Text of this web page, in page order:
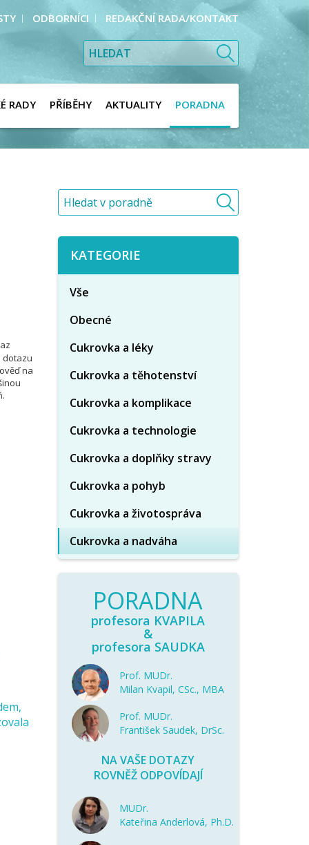
ODBORNÍCI REDAKČNÍ RADA/KONTAKT
RADY PŘÍBĚHY AKTUALITY PORADNA
dotazu
na
KATEGORIE
Vše
Obecné
Cukrovka a léky
Cukrovka a těhotenství
Cukrovka a komplikace
Cukrovka a technologie
Cukrovka a doplňky stravy
Cukrovka a pohyb
Cukrovka a životospráva
Cukrovka a nadváha
PORADNA
profesora KVAPILA
&
profesora SAUDKA
Prof. MUDr.
Milan Kvapil, CSc., MBA
Prof. MUDr.
František Saudek, DrSc.
NA VAŠE DOTAZY
ROVNĚŽ ODPOVÍDAJÍ
MUDr.
Kateřina Anderlová, Ph.D.